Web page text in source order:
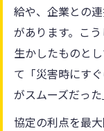
給や、企業との
があります。こ
生かしたものと
て「災害時にす
がスムーズだっ
協定の利点を最